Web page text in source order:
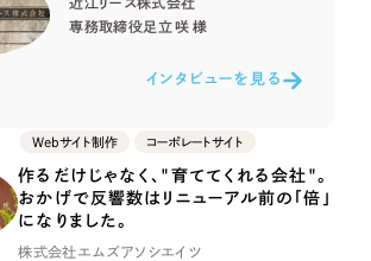
ケティングDX支援
ート・企業サイト （278件）
サイト・サービスサイト
サイト・メディアサイト
ディングページ） （28件）
ーン・プロモーションサイト
専務取締役足立 咲 様
インタビューを見る
Webサイト制作 コーポレートサイト
作るだけじゃなく、"育ててくれる会社"。
おかげで反響数はリニューアル前の「倍」
になりました。
株式会社エムズアソシエイツ